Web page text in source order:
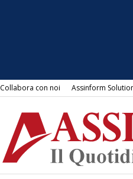
Collabora con noi Assinform